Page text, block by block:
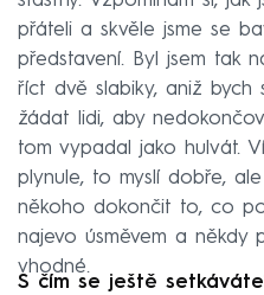
přáteli a skvěle jsme se
představení. Byl jsem tak
říct dvě slabiky, aniž bych
žádat lidi, aby
tom vypadal jako hulvát.
plynule, to myslí dobře,
někoho dokončit to, co
najevo úsměvem a někdy
vhodné.
S čím se ještě